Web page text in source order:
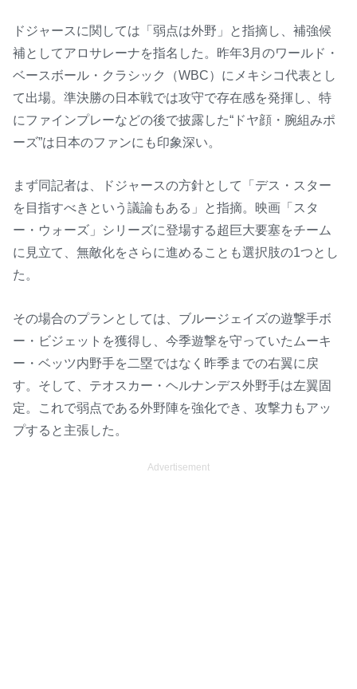
ドジャースに関しては「弱点は外野」と指摘し、補強候
補としてアロサレーナを指名した。昨年3月のワールド・
ベースボール・クラシック（WBC）にメキシコ代表とし
て出場。準決勝の日本戦では攻守で存在感を発揮し、特
にファインプレーなどの後で披露した“ドヤ顔・腕組みポ
ーズ”は日本のファンにも印象深い。
まず同記者は、ドジャースの方針として「デス・スター
を目指すべきという議論もある」と指摘。映画「スタ
ー・ウォーズ」シリーズに登場する超巨大要塞をチーム
に見立て、無敵化をさらに進めることも選択肢の1つとし
た。
その場合のプランとしては、ブルージェイズの遊撃手ボ
ー・ビジェットを獲得し、今季遊撃を守っていたムーキ
ー・ベッツ内野手を二塁ではなく昨季までの右翼に戻
す。そして、テオスカー・ヘルナンデス外野手は左翼固
定。これで弱点である外野陣を強化でき、攻撃力もアッ
プすると主張した。
Advertisement